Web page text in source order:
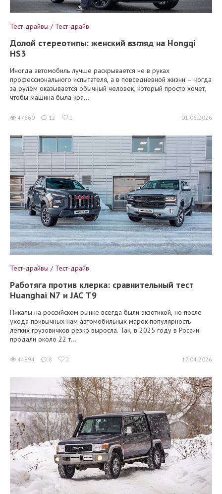
Тест-драйвы / Тест-драйв
Долой стереотипы: женский взгляд на Hongqi
HS3
Иногда автомобиль лучше раскрывается не в руках
профессионального испытателя, а в повседневной жизни – когда
за рулём оказывается обычный человек, который просто хочет,
чтобы машина была кра...
47660 12 1 01.06.2026
Тест-драйвы / Тест-драйв
Работяга против клерка: сравнительный тест
Huanghai N7 и JAC T9
Пикапы на российском рынке всегда были экзотикой, но после
ухода привычных нам автомобильных марок популярность
лёгких грузовичков резко выросла. Так, в 2025 году в России
продали около 22 т...
44894 8 2 17.04.2026